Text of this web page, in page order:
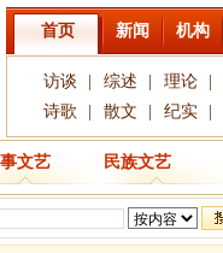
首页 新闻 机构
访谈 综述 理论
诗歌
散文 纪实
文艺 民族文艺